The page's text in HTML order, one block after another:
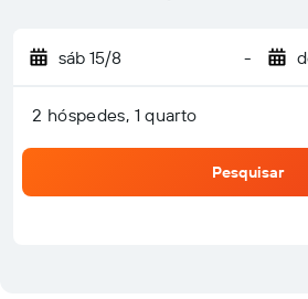
sáb 15/8 -
2 hóspedes, 1 quarto
Pesquisar